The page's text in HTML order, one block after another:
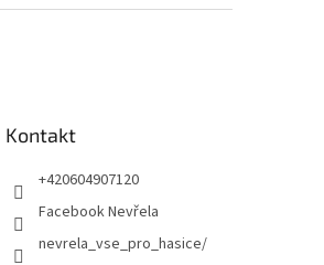
Kontakt
+420604907120
Facebook Nevřela
nevrela_vse_pro_hasice/